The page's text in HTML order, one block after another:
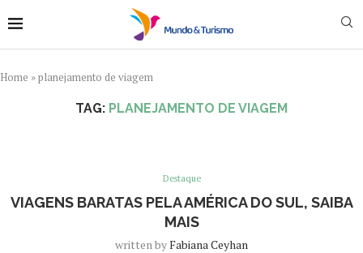
Home »planejamento de viagem
TAG: PLANEJAMENTO DE VIAGEM
Destaque
VIAGENS BARATAS PELA AMÉRICA DO SUL, SAIBA
MAIS
written byFabiana Ceyhan